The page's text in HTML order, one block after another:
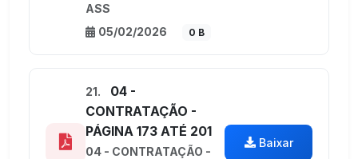
ASS
05/02/2026
0 B
21.
04 -
CONTRATAÇÃO -
PÁGINA 173 ATÉ 201
04 - CONTRATAÇÃO -
Baixar